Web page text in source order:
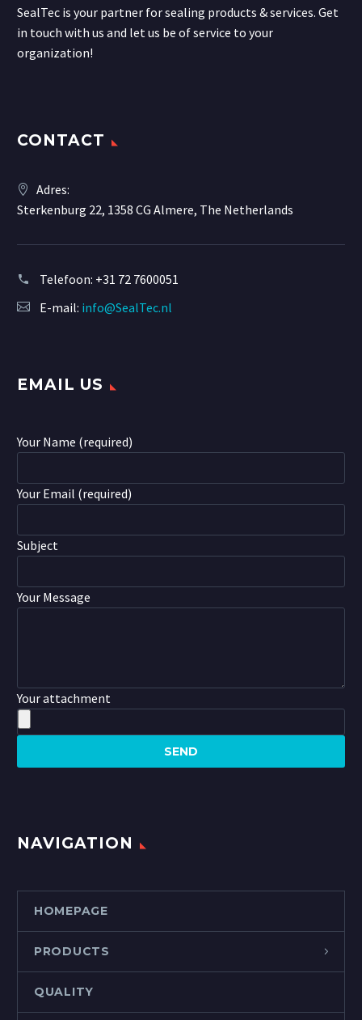
SealTec is your partner for sealing products & services. Get
in touch with us and let us be of service to your
organization!
CONTACT
Adres:
Sterkenburg 22, 1358 CG Almere, The Netherlands
Telefoon: +31 72 7600051
E-mail: info@SealTec.nl
EMAIL US
Your Name (required)
Your Email (required)
Subject
Your Message
Your attachment
NAVIGATION
HOMEPAGE
PRODUCTS
QUALITY